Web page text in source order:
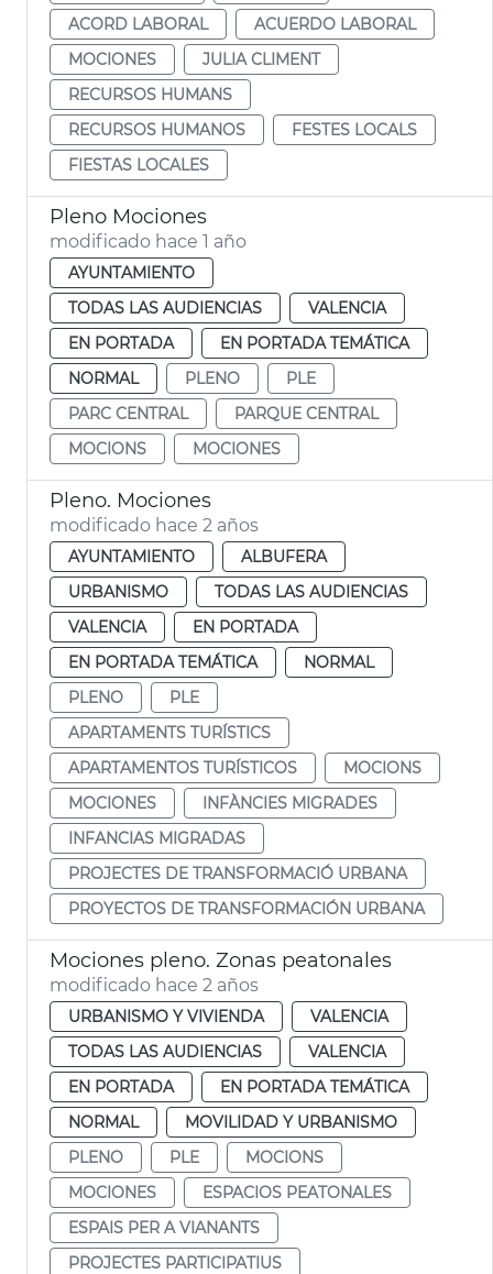
ACORD LABORAL
ACUERDO LABORAL
MOCIONES
JULIA CLIMENT
RECURSOS HUMANS
RECURSOS HUMANOS
FESTES LOCALS
FIESTAS LOCALES
Pleno Mociones
modificado hace 1 año
AYUNTAMIENTO
TODAS LAS AUDIENCIAS
VALENCIA
EN PORTADA
EN PORTADA TEMÁTICA
NORMAL
PLENO
PLE
PARC CENTRAL
PARQUE CENTRAL
MOCIONS
MOCIONES
Pleno. Mociones
modificado hace 2 años
AYUNTAMIENTO
ALBUFERA
URBANISMO
TODAS LAS AUDIENCIAS
VALENCIA
EN PORTADA
EN PORTADA TEMÁTICA
NORMAL
PLENO
PLE
APARTAMENTS TURÍSTICS
APARTAMENTOS TURÍSTICOS
MOCIONS
MOCIONES
INFÀNCIES MIGRADES
INFANCIAS MIGRADAS
PROJECTES DE TRANSFORMACIÓ URBANA
PROYECTOS DE TRANSFORMACIÓN URBANA
Mociones pleno. Zonas peatonales
modificado hace 2 años
URBANISMO Y VIVIENDA
VALENCIA
TODAS LAS AUDIENCIAS
VALENCIA
EN PORTADA
EN PORTADA TEMÁTICA
NORMAL
MOVILIDAD Y URBANISMO
PLENO
PLE
MOCIONS
MOCIONES
ESPACIOS PEATONALES
ESPAIS PER A VIANANTS
PROJECTES PARTICIPATIUS